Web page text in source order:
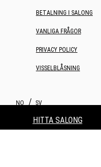
BETALNING I SALONG
VANLIGA FRÅGOR
PRIVACY POLICY
VISSELBLÅSNING
NO SV
HITTA SALONG